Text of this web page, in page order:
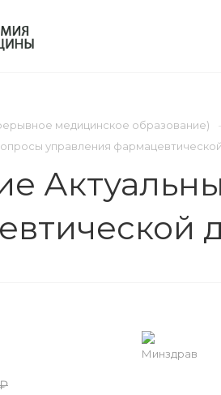
медицинское образование)
управления